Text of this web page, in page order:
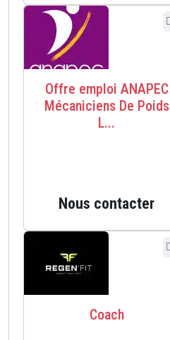
Offre emploi ANAPEC
Mécaniciens De Poids
L...
Nous contacter
Coach